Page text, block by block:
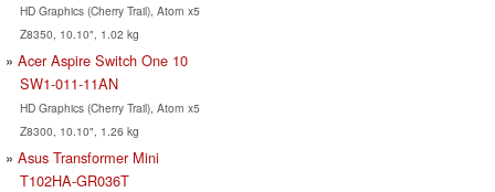
HD Graphics (Cherry Trail), Atom x5
Z8350, 10.10", 1.02 kg
Acer Aspire Switch One 10
SW1-011-11AN
HD Graphics (Cherry Trail), Atom x5
Z8300, 10.10", 1.26 kg
Asus Transformer Mini
T102HA-GR036T